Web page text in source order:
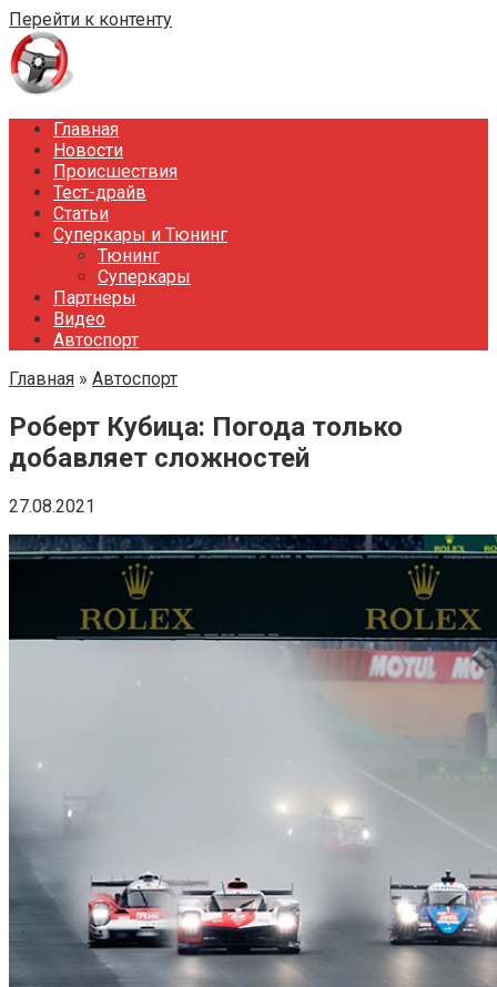
Перейти к контенту
Главная
Новости
Происшествия
Тест-драйв
Статьи
Суперкары и Тюнинг
Тюнинг
Суперкары
Партнеры
Видео
Автоспорт
Главная » Автоспорт
Роберт Кубица: Погода только
добавляет сложностей
27.08.2021